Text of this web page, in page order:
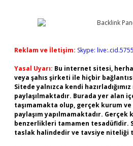
Reklam ve İletişim: Skype:
Yasal Uyarı: Bu internet sitesi,
veya şahıs şirketi ile hiçbir
Sitede yalnızca kendi
paylaşılmaktadır. Burada yer alan
taşımamakta olup, gerçek kurum
paylaşım yapılmamaktadır.
benzerlikleri tamamen tesadüfidir.
taslak halindedir ve tavsiye niteliği